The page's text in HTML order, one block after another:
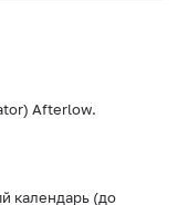
Afterlow.
календарь (до